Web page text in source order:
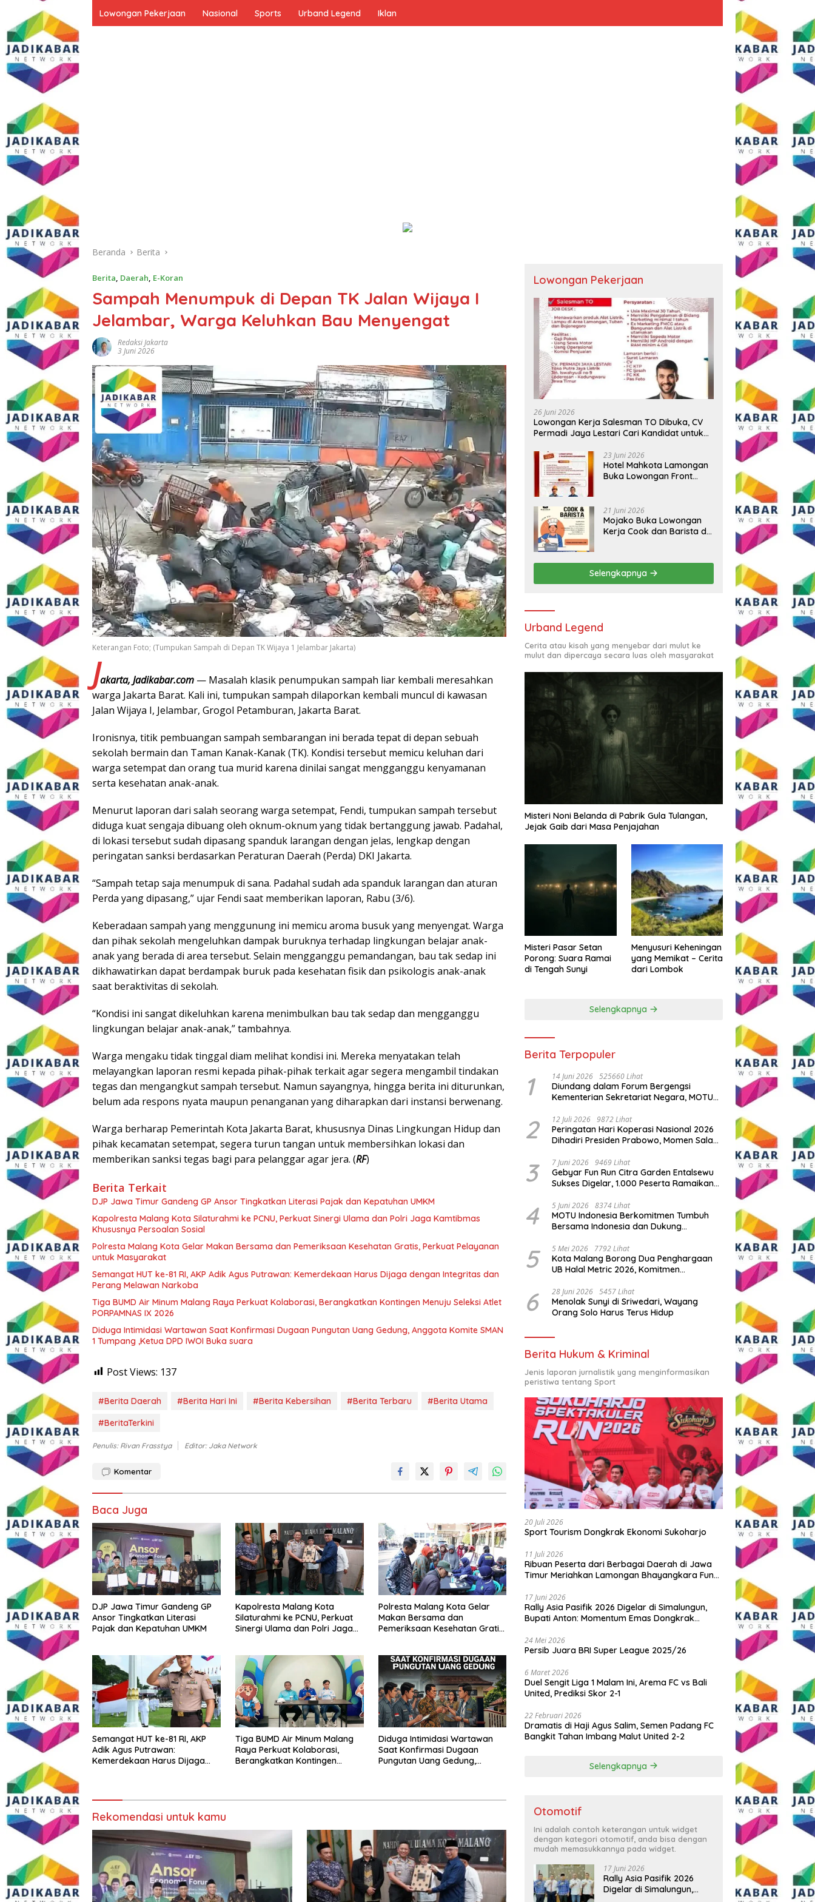
Lowongan Pekerjaan Nasional Sports Urband Legend Iklan
Beranda Berita
Berita, Daerah, E-Koran
Sampah Menumpuk di Depan TK Jalan Wijaya I
Jelambar, Warga Keluhkan Bau Menyengat
Redaksi Jakarta
3 Juni 2026
Keterangan Foto; (Tumpukan Sampah di Depan TK Wijaya 1 Jelambar Jakarta)
Jakarta, Jadikabar.com — Masalah klasik penumpukan sampah liar kembali meresahkan
warga Jakarta Barat. Kali ini, tumpukan sampah dilaporkan kembali muncul di kawasan
Jalan Wijaya I, Jelambar, Grogol Petamburan, Jakarta Barat.
Ironisnya, titik pembuangan sampah sembarangan ini berada tepat di depan sebuah
sekolah bermain dan Taman Kanak-Kanak (TK). Kondisi tersebut memicu keluhan dari
warga setempat dan orang tua murid karena dinilai sangat mengganggu kenyamanan
serta kesehatan anak-anak.
Menurut laporan dari salah seorang warga setempat, Fendi, tumpukan sampah tersebut
diduga kuat sengaja dibuang oleh oknum-oknum yang tidak bertanggung jawab. Padahal,
di lokasi tersebut sudah dipasang spanduk larangan dengan jelas, lengkap dengan
peringatan sanksi berdasarkan Peraturan Daerah (Perda) DKI Jakarta.
“Sampah tetap saja menumpuk di sana. Padahal sudah ada spanduk larangan dan aturan
Perda yang dipasang,” ujar Fendi saat memberikan laporan, Rabu (3/6).
Keberadaan sampah yang menggunung ini memicu aroma busuk yang menyengat. Warga
dan pihak sekolah mengeluhkan dampak buruknya terhadap lingkungan belajar anak-
anak yang berada di area tersebut. Selain mengganggu pemandangan, bau tak sedap ini
dikhawatirkan dapat berdampak buruk pada kesehatan fisik dan psikologis anak-anak
saat beraktivitas di sekolah.
“Kondisi ini sangat dikeluhkan karena menimbulkan bau tak sedap dan mengganggu
lingkungan belajar anak-anak,” tambahnya.
Warga mengaku tidak tinggal diam melihat kondisi ini. Mereka menyatakan telah
melayangkan laporan resmi kepada pihak-pihak terkait agar segera mengambil tindakan
tegas dan mengangkut sampah tersebut. Namun sayangnya, hingga berita ini diturunkan,
belum ada respons nyata maupun penanganan yang diharapkan dari instansi berwenang.
Warga berharap Pemerintah Kota Jakarta Barat, khususnya Dinas Lingkungan Hidup dan
pihak kecamatan setempat, segera turun tangan untuk membersihkan lokasi dan
memberikan sanksi tegas bagi para pelanggar agar jera. (RF)
Berita Terkait
DJP Jawa Timur Gandeng GP Ansor Tingkatkan Literasi Pajak dan Kepatuhan UMKM
Kapolresta Malang Kota Silaturahmi ke PCNU, Perkuat Sinergi Ulama dan Polri Jaga Kamtibmas
Khususnya Persoalan Sosial
Polresta Malang Kota Gelar Makan Bersama dan Pemeriksaan Kesehatan Gratis, Perkuat Pelayanan
untuk Masyarakat
Semangat HUT ke-81 RI, AKP Adik Agus Putrawan: Kemerdekaan Harus Dijaga dengan Integritas dan
Perang Melawan Narkoba
Tiga BUMD Air Minum Malang Raya Perkuat Kolaborasi, Berangkatkan Kontingen Menuju Seleksi Atlet
PORPAMNAS IX 2026
Diduga Intimidasi Wartawan Saat Konfirmasi Dugaan Pungutan Uang Gedung, Anggota Komite SMAN
1 Tumpang ,Ketua DPD IWOI Buka suara
Post Views: 137
#Berita Daerah #Berita Hari Ini #Berita Kebersihan #Berita Terbaru
#Berita Utama
#BeritaTerkini
Penulis: Rivan Frasstya Editor: Jaka Network
Komentar
Baca Juga
DJP Jawa Timur Gandeng GP
Ansor Tingkatkan Literasi
Pajak dan Kepatuhan UMKM
Kapolresta Malang Kota
Silaturahmi ke PCNU, Perkuat
Sinergi Ulama dan Polri Jaga
Polresta Malang Kota Gelar
Makan Bersama dan
Pemeriksaan Kesehatan Gratis,
Semangat HUT ke-81 RI, AKP
Adik Agus Putrawan:
Kemerdekaan Harus Dijaga
Tiga BUMD Air Minum Malang
Raya Perkuat Kolaborasi,
Berangkatkan Kontingen
Diduga Intimidasi Wartawan
Saat Konfirmasi Dugaan
Pungutan Uang Gedung,
Rekomendasi untuk kamu
Lowongan Pekerjaan
26 Juni 2026
Lowongan Kerja Salesman TO Dibuka, CV
Permadi Jaya Lestari Cari Kandidat untuk
23 Juni 2026
Hotel Mahkota Lamongan
Buka Lowongan Front
Syaratnya
21 Juni 2026
Mojako Buka Lowongan
Kerja Cook dan Barista di
Selengkapnya
Urband Legend
Cerita atau kisah yang menyebar dari mulut ke
mulut dan dipercaya secara luas oleh masyarakat
Misteri Noni Belanda di Pabrik Gula Tulangan,
Jejak Gaib dari Masa Penjajahan
Misteri Pasar Setan
Porong: Suara Ramai
di Tengah Sunyi
Menyusuri Keheningan
yang Memikat – Cerita
dari Lombok
Selengkapnya
Berita Terpopuler
1 14 Juni 2026 525660 Lihat
Diundang dalam Forum Bergengsi
Kementerian Sekretariat Negara, MOTU
Indonesia
2 12 Juli 2026 9872 Lihat
Peringatan Hari Koperasi Nasional 2026
Dihadiri Presiden Prabowo, Momen Salam
3 7 Juni 2026 9469 Lihat
Gebyar Fun Run Citra Garden Entalsewu
Sukses Digelar, 1.000 Peserta Ramaikan
4 5 Juni 2026 8374 Lihat
MOTU Indonesia Berkomitmen Tumbuh
Bersama Indonesia dan Dukung
5 5 Mei 2026 7792 Lihat
Kota Malang Borong Dua Penghargaan
UB Halal Metric 2026, Komitmen
6 28 Juni 2026 5457 Lihat
Menolak Sunyi di Sriwedari, Wayang
Orang Solo Harus Terus Hidup
Berita Hukum & Kriminal
Jenis laporan jurnalistik yang menginformasikan
peristiwa tentang Sport
20 Juli 2026
Sport Tourism Dongkrak Ekonomi Sukoharjo
11 Juli 2026
Ribuan Peserta dari Berbagai Daerah di Jawa
Timur Meriahkan Lamongan Bhayangkara Fun
17 Juni 2026
Rally Asia Pasifik 2026 Digelar di Simalungun,
Bupati Anton: Momentum Emas Dongkrak
24 Mei 2026
Persib Juara BRI Super League 2025/26
6 Maret 2026
Duel Sengit Liga 1 Malam Ini, Arema FC vs Bali
United, Prediksi Skor 2-1
22 Februari 2026
Dramatis di Haji Agus Salim, Semen Padang FC
Bangkit Tahan Imbang Malut United 2-2
Selengkapnya
Otomotif
Ini adalah contoh keterangan untuk widget
dengan kategori otomotif, anda bisa dengan
mudah memasukkannya pada widget.
17 Juni 2026
Rally Asia Pasifik 2026
Digelar di Simalungun,